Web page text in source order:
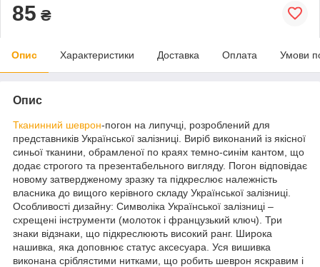
85 ₴
Опис Характеристики Доставка Оплата Умови
Опис
Тканинний шеврон-погон на липучці, розроблений для
представників Української залізниці. Виріб виконаний із якісної
синьої тканини, обрамленої по краях темно-синім кантом, що
додає строгого та презентабельного вигляду. Погон відповідає
новому затвердженому зразку та підкреслює належність
власника до вищого керівного складу Української залізниці.
Особливості дизайну: Символіка Української залізниці –
схрещені інструменти (молоток і французький ключ). Три
знаки відзнаки, що підкреслюють високий ранг. Широка
нашивка, яка доповнює статус аксесуара. Уся вишивка
виконана сріблястими нитками, що робить шеврон яскравим і